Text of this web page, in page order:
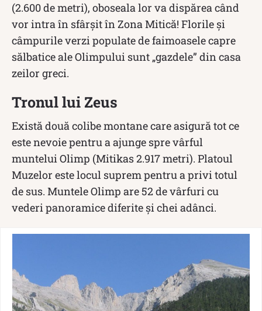
(2.600 de metri), oboseala lor va dispărea când
vor intra în sfârșit în Zona Mitică! Florile și
câmpurile verzi populate de faimoasele capre
sălbatice ale Olimpului sunt „gazdele” din casa
zeilor greci.
Tronul lui Zeus
Există două colibe montane care asigură tot ce
este nevoie pentru a ajunge spre vârful
muntelui Olimp (Mitikas 2.917 metri). Platoul
Muzelor este locul suprem pentru a privi totul
de sus. Muntele Olimp are 52 de vârfuri cu
vederi panoramice diferite și chei adânci.